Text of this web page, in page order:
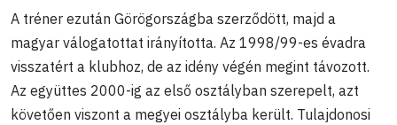
A tréner ezután Görögországba szerződött, majd a
magyar válogatottat irányította. Az 1998/99-es évadra
visszatért a klubhoz, de az idény végén megint távozott.
Az együttes 2000-ig az első osztályban szerepelt, azt
követően viszont a megyei osztályba került. Tulajdonosi